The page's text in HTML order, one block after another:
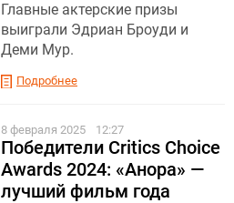
Главные актерские призы
выиграли Эдриан Броуди и
Деми Мур.
Подробнее
8 февраля 2025 12:27
Победители Critics Choice
Awards 2024: «Анора» —
лучший фильм года